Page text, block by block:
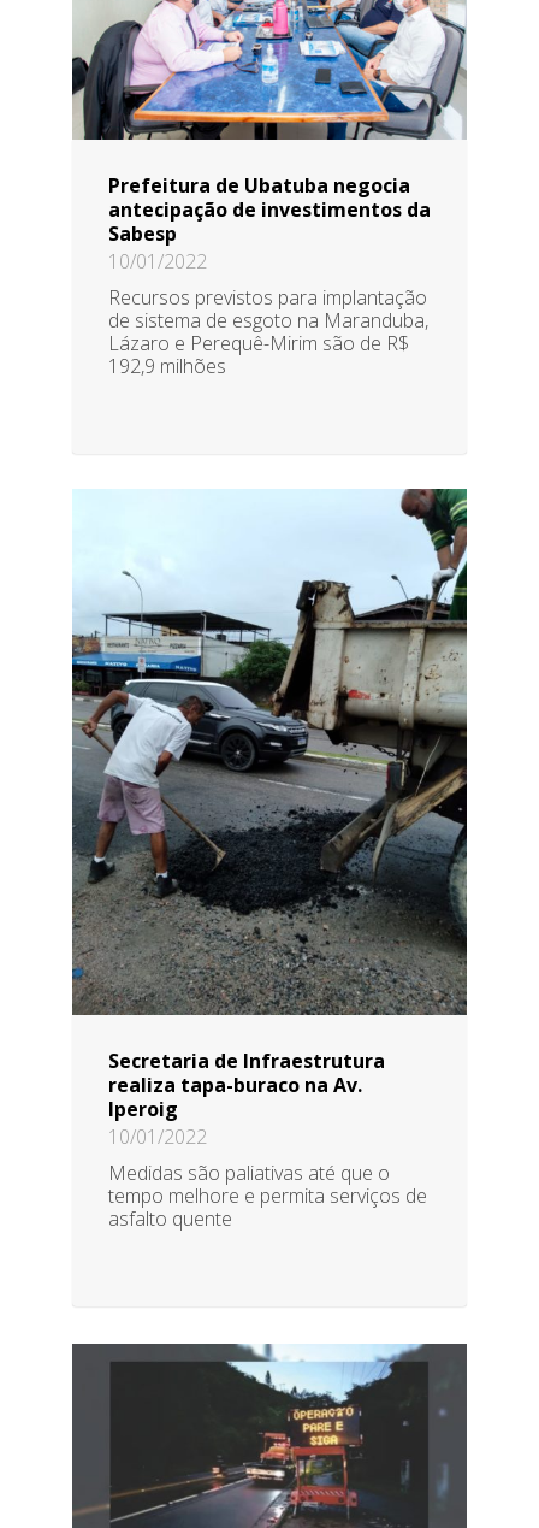
Prefeitura de Ubatuba negocia
antecipação de investimentos da
Sabesp
10/01/2022
Recursos previstos para implantação
de sistema de esgoto na Maranduba,
Lázaro e Perequê-Mirim são de R$
192,9 milhões
Secretaria de Infraestrutura
realiza tapa-buraco na Av.
Iperoig
10/01/2022
Medidas são paliativas até que o
tempo melhore e permita serviços de
asfalto quente